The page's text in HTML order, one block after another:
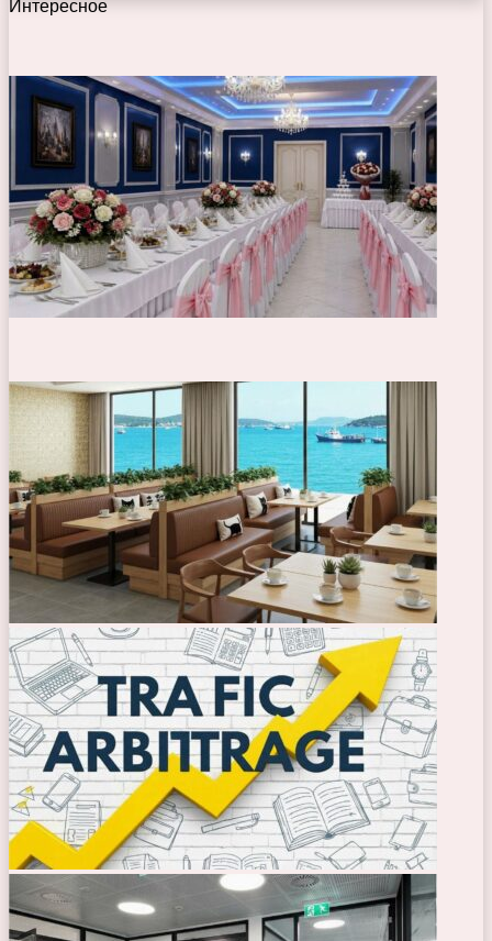
Интересное